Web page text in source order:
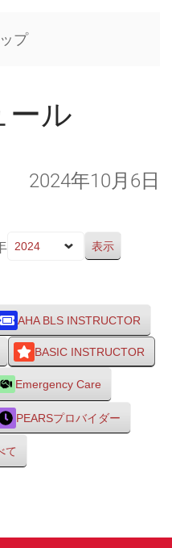
プ
ール
2024年10月6日
AHA BLS INSTRUCTOR
BASIC INSTRUCTOR
Emergency Care
PEARSプロバイダー
て